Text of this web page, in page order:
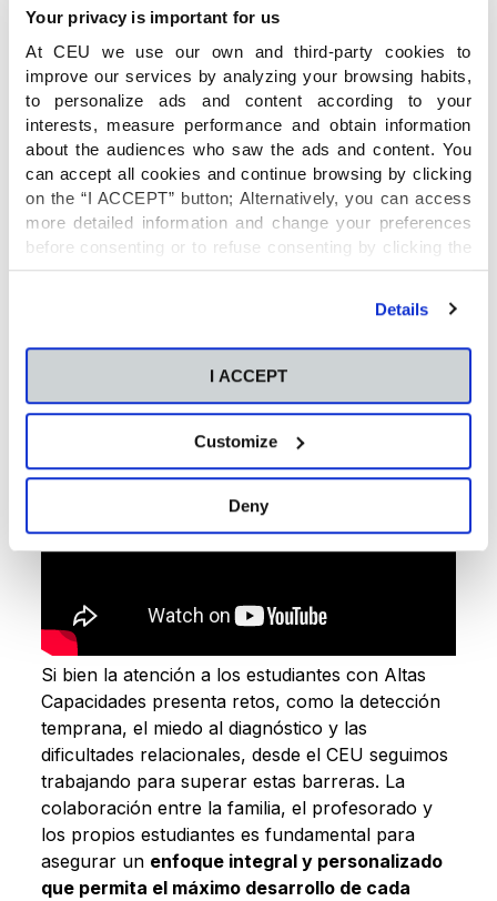
Your privacy is important for us
At CEU we use our own and third-party cookies to
improve our services by analyzing your browsing habits,
to personalize ads and content according to your
interests, measure performance and obtain information
about the audiences who saw the ads and content. You
can accept all cookies and continue browsing by clicking
on the “I ACCEPT” button; Alternatively, you can access
more detailed information and change your preferences
before consenting or to refuse consenting by clicking the
"Personalize" button. For more information you can visit
Details
I ACCEPT
Customize
Deny
Si bien la atención a los estudiantes con Altas
Capacidades presenta retos, como la detección
temprana, el miedo al diagnóstico y las
dificultades relacionales, desde el CEU seguimos
trabajando para superar estas barreras. La
colaboración entre la familia, el profesorado y
los propios estudiantes es fundamental para
asegurar un enfoque integral y personalizado
que permita el máximo desarrollo de cada